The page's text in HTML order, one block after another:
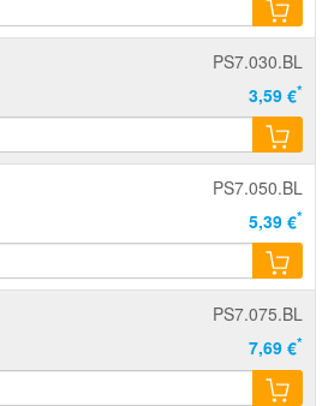
PS7.030.BL
3,59 €*
PS7.050.BL
5,39 €*
PS7.075.BL
7,69 €*